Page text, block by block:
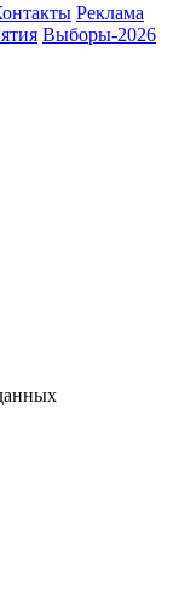
Реклама
Выборы-2026